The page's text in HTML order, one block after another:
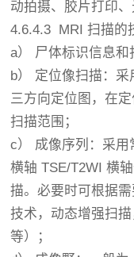
动拍摄、胶片打印
4.6.4.3 MRI 扫描的
a） 尸体标识信息
b） 定位像扫描：
三方向定位图，在
扫描范围；
c） 成像序列：采用
横轴 TSE/T2WI 横
描。必要时可根据
技术，动态增强扫
等）；